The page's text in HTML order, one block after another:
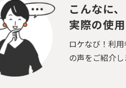
こんなに
実際の使
ロケなび！利
の声をご紹介